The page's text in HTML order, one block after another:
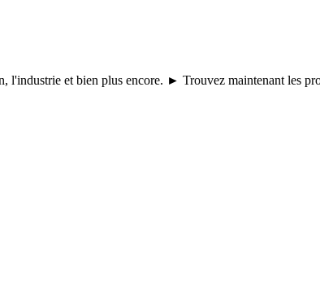
et bien plus encore. ► Trouvez maintenant les